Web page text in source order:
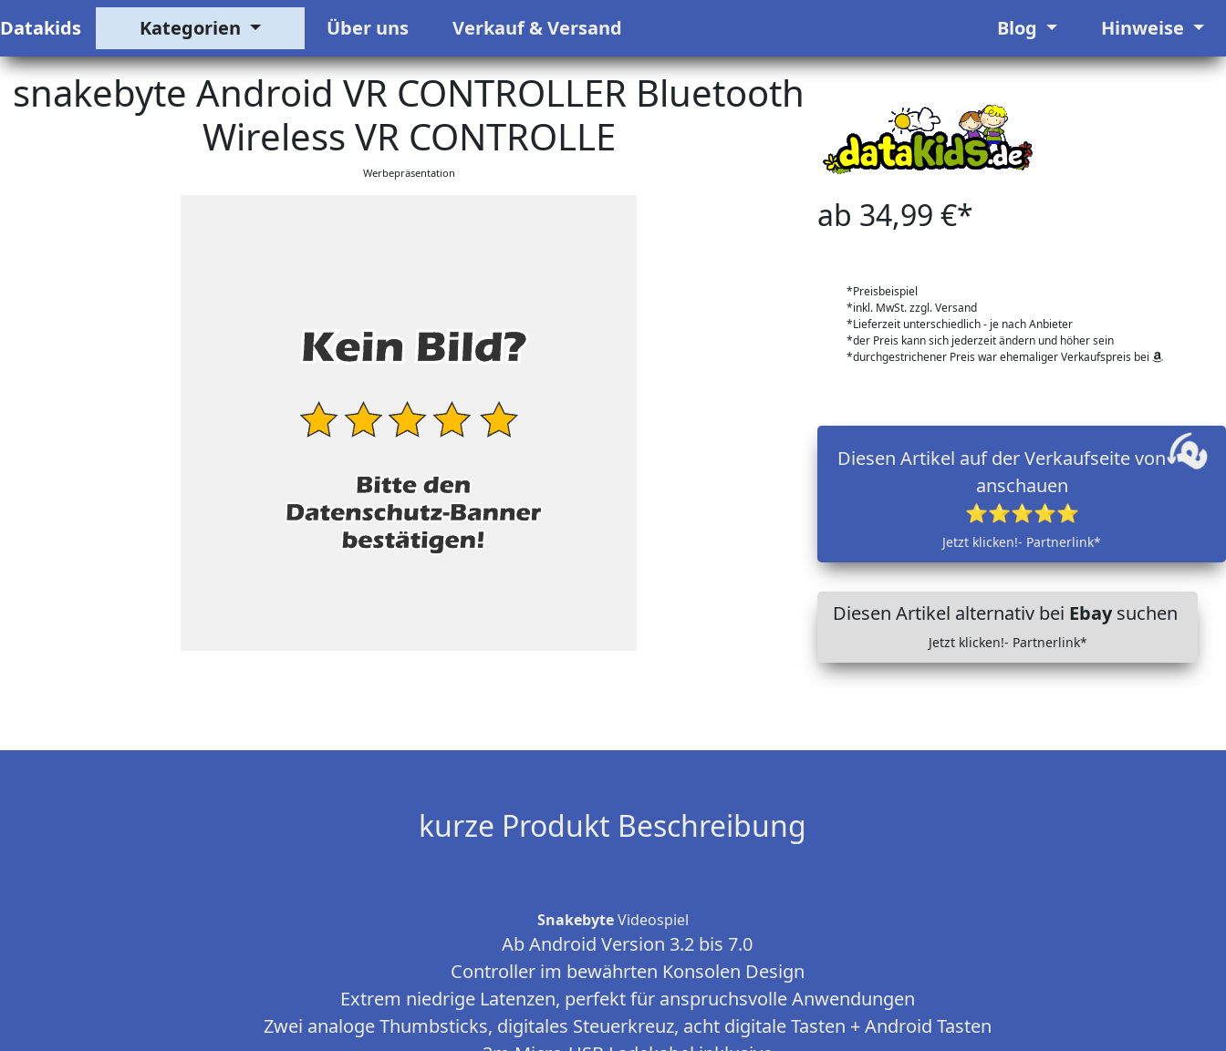
Datakids Kategorien Über uns Verkauf & Versand Blog Hinweise
snakebyte Android VR CONTROLLER Bluetooth
Wireless VR CONTROLLE
Werbepräsentation
ab 34,99 €*
*Preisbeispiel
*inkl. MwSt. zzgl. Versand
*Lieferzeit unterschiedlich - je nach Anbieter
*der Preis kann sich jederzeit ändern und höher sein
*durchgestrichener Preis war ehemaliger Verkaufspreis bei
Diesen Artikel auf der Verkaufseite von
anschauen
⭐⭐⭐⭐⭐
Jetzt klicken!- Partnerlink*
Diesen Artikel alternativ bei Ebaysuchen
Jetzt klicken!- Partnerlink*
kurze Produkt Beschreibung
SnakebyteVideospiel
Ab Android Version 3.2 bis 7.0
Controller im bewährten Konsolen Design
Extrem niedrige Latenzen, perfekt für anspruchsvolle Anwendungen
Zwei analoge Thumbsticks, digitales Steuerkreuz, acht digitale Tasten + Android Tasten